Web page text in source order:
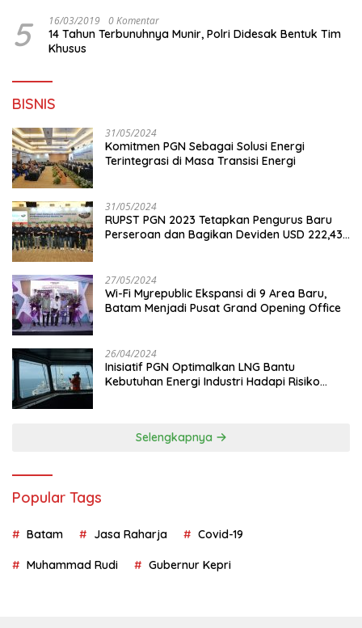
5 16/03/2019 0 Komentar
14 Tahun Terbunuhnya Munir, Polri Didesak Bentuk Tim
Khusus
BISNIS
31/05/2024
Komitmen PGN Sebagai Solusi Energi
Terintegrasi di Masa Transisi Energi
31/05/2024
RUPST PGN 2023 Tetapkan Pengurus Baru
Perseroan dan Bagikan Deviden USD 222,43
27/05/2024
Wi-Fi Myrepublic Ekspansi di 9 Area Baru,
Batam Menjadi Pusat Grand Opening Office
26/04/2024
Inisiatif PGN Optimalkan LNG Bantu
Kebutuhan Energi Industri Hadapi Risiko
Selengkapnya
Popular Tags
Batam Jasa Raharja Covid-19
Muhammad Rudi Gubernur Kepri